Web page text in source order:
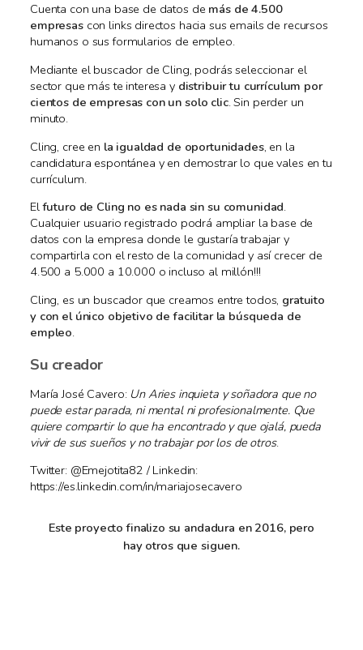
Cuenta con una base de datos de más de 4.500
empresascon links directos hacia sus emails de recursos
humanos o sus formularios de empleo.
Mediante el buscador de Cling, podrás seleccionar el
sector que más te interesa y distribuir tu currículum por
cientos de empresas con un solo clic. Sin perder un
minuto.
Cling, cree en la igualdad de oportunidades, en la
candidatura espontánea y en demostrar lo que vales en tu
currículum.
Elfuturo de Cling no es nada sin su comunidad.
Cualquier usuario registrado podrá ampliar la base de
datos con la empresa donde le gustaría trabajar y
compartirla con el resto de la comunidad y así crecer de
4.500 a 5.000 a 10.000 o incluso al millón!!!
Cling, es un buscador que creamos entre todos, gratuito
y con el único objetivo de facilitar la búsqueda de
empleo.
Su creador
María José Cavero: Un Aries inquieta y soñadora que no
puede estar parada, ni mental ni profesionalmente. Que
quiere compartir lo que ha encontrado y que ojalá, pueda
vivir de sus sueños y no trabajar por los de otros.
Twitter: @Emejotita82 / Linkedin:
https://es.linkedin.com/in/mariajosecavero
Este proyecto finalizo su andadura en 2016, pero
hay otros que siguen.